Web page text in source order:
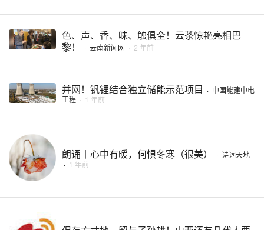
色、声、香、味、触俱全！云茶惊艳亮相巴
黎！
· 云南新闻网 · 2 年前
并网！钒锂结合独立储能示范项目 · 中国能建中电
工程 · 1 年前
朗诵丨心中有暖，何惧冬寒（很美） · 诗词天地
· 1 年前